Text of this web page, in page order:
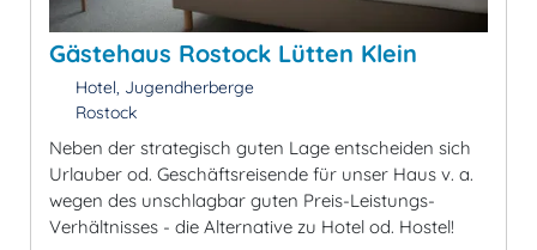
Gästehaus Rostock Lütten Klein
Hotel, Jugendherberge
Rostock
Neben der strategisch guten Lage entscheiden sich
Urlauber od. Geschäftsreisende für unser Haus v. a.
wegen des unschlagbar guten Preis-Leistungs-
Verhältnisses - die Alternative zu Hotel od. Hostel!